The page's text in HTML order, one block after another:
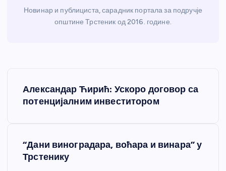
Новинар и публициста, сарадник портала за подручје
општине Трстеник од 2016. године.
Александар Ћирић: Ускоро договор са
потенцијалним инвеститором
“Дани виноградара, воћара и винара” у
Трстенику